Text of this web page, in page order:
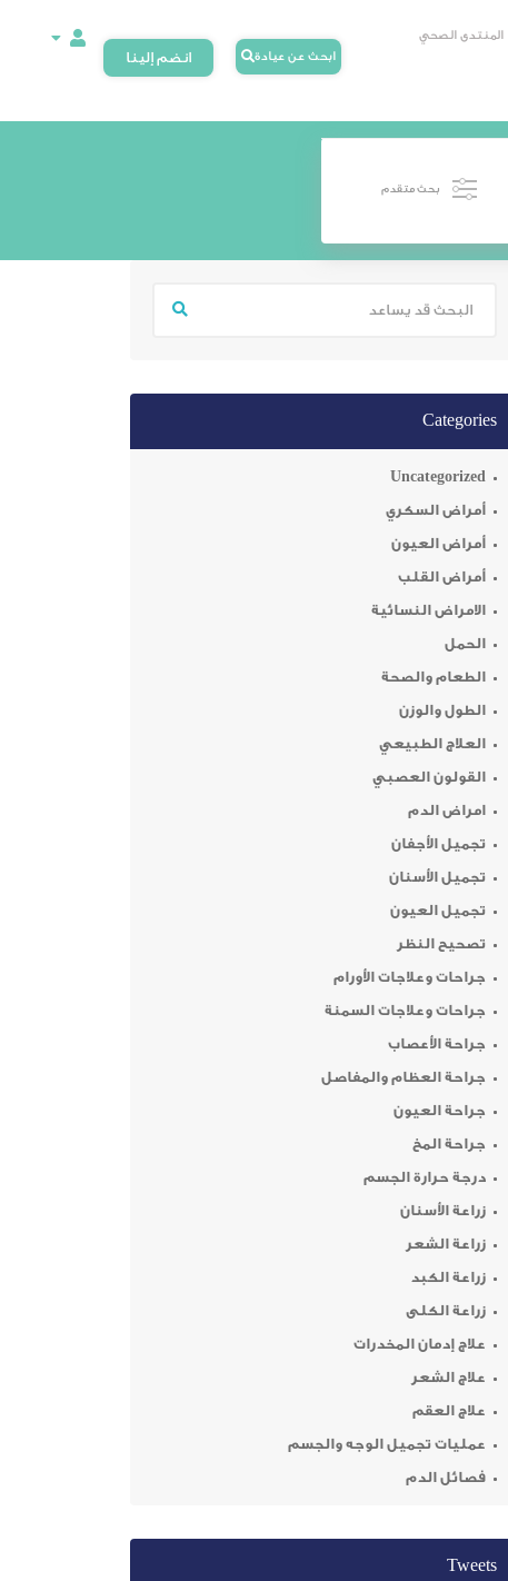
المنتدى الصحي
ابحث عن عيادة
انضم إلينا
بحث متقدم
Categories
Uncategorized
أمراض السكري
أمراض العيون
أمراض القلب
الامراض النسائية
الحمل
الطعام والصحة
الطول والوزن
العلاج الطبيعي
القولون العصبي
امراض الدم
تجميل الأجفان
تجميل الأسنان
تجميل العيون
تصحيح النظر
جراحات وعلاجات الأورام
جراحات وعلاجات السمنة
جراحة الأعصاب
جراحة العظام والمفاصل
جراحة العيون
جراحة المخ
درجة حرارة الجسم
زراعة الأسنان
زراعة الشعر
زراعة الكبد
زراعة الكلى
علاج إدمان المخدرات
علاج الشعر
علاج العقم
عمليات تجميل الوجه والجسم
فصائل الدم
Tweets